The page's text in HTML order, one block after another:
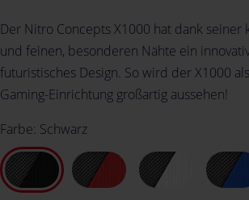
Der Nitro Concepts X1000 hat dank seiner
und feinen, besonderen Nähte ein
futuristisches Design. So wird der X1000
Gaming-Einrichtung großartig aussehen!
Farbe: Schwarz